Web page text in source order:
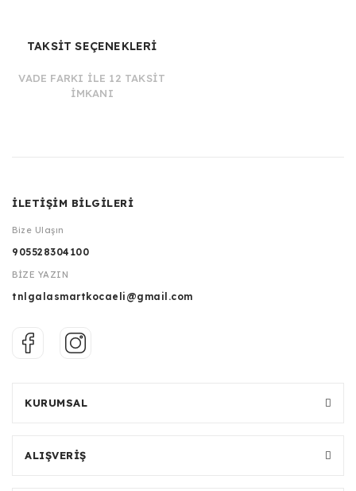
TAKSİT SEÇENEKLERİ
VADE FARKI İLE 12 TAKSİT
İMKANI
İLETİŞİM BİLGİLERİ
Bize Ulaşın
905528304100
BİZE YAZIN
tnlgalasmartkocaeli@gmail.com
KURUMSAL
ALIŞVERİŞ